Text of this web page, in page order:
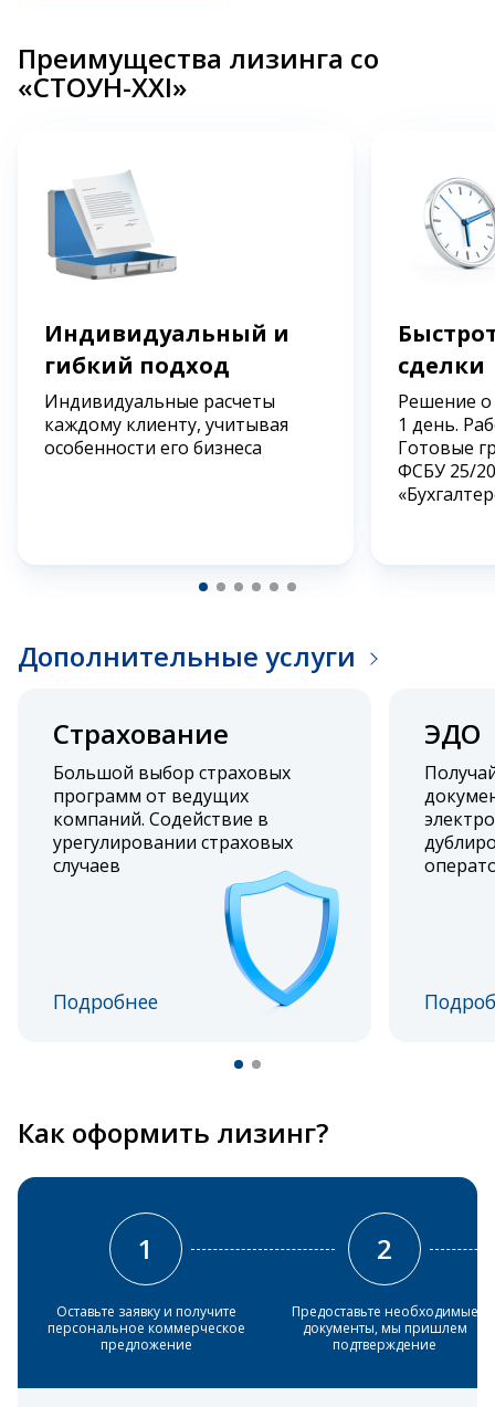
Преимущества лизинга со
«СТОУН-XXI»
Индивидуальный и
гибкий подход
Индивидуальные расчеты
каждому клиенту, учитывая
особенности его бизнеса
сделки
Решение
1 день.
Готовые
ФСБУ 25/
Дополнительные услуги
Страхование
Большой выбор страховых
программ от ведущих
компаний. Содействие в
урегулировании страховых
случаев
Подробнее
ЭДО
Как оформить лизинг?
1
Оставьте заявку и получите
персональное коммерческое
предложение
2
Предоставьте необходимые
документы, мы пришлем
подтверждение